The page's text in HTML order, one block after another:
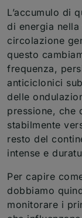
L’accumulo di
di energia
circolazione
questo
frequenza,
anticiclonici
delle
pressione, che
stabilmente
resto del
intense e
Per capire
dobbiamo
monitorare i